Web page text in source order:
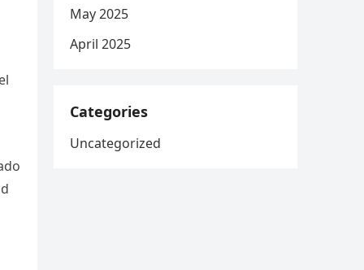
May 2025
April 2025
Categories
Uncategorized